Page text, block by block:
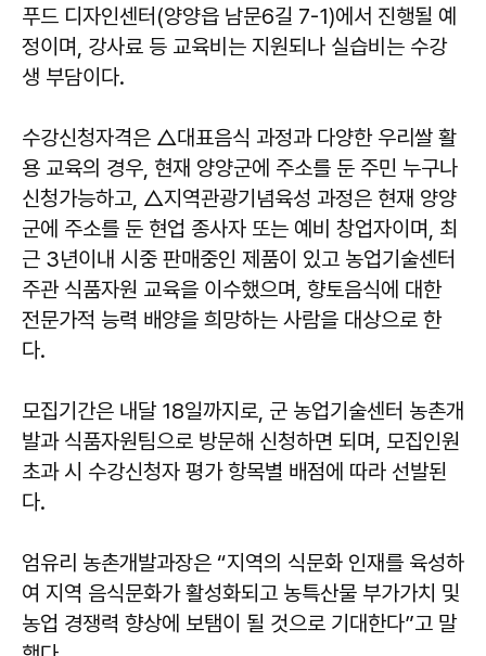
푸드 디자인센터(양양읍 남문6길 7-1)에서 진행될 예
정이며, 강사료 등 교육비는 지원되나 실습비는 수강
생 부담이다.
수강신청자격은 △대표음식 과정과 다양한 우리쌀 활
용 교육의 경우, 현재 양양군에 주소를 둔 주민 누구나
신청가능하고, △지역관광기념육성 과정은 현재 양양
군에 주소를 둔 현업 종사자 또는 예비 창업자이며, 최
근 3년이내 시중 판매중인 제품이 있고 농업기술센터
주관 식품자원 교육을 이수했으며, 향토음식에 대한
전문가적 능력 배양을 희망하는 사람을 대상으로 한
다.
모집기간은 내달 18일까지로, 군 농업기술센터 농촌개
발과 식품자원팀으로 방문해 신청하면 되며, 모집인원
초과 시 수강신청자 평가 항목별 배점에 따라 선발된
다.
엄유리 농촌개발과장은 “지역의 식문화 인재를 육성하
여 지역 음식문화가 활성화되고 농특산물 부가가치 및
농업 경쟁력 향상에 보탬이 될 것으로 기대한다”고 말